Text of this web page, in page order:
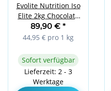
Evolite Nutrition Iso
Elite 2kg Chocolate
Peanut
89,90 € *
44,95 € pro 1 kg
Sofort verfügbar
Lieferzeit: 2 - 3
Werktage